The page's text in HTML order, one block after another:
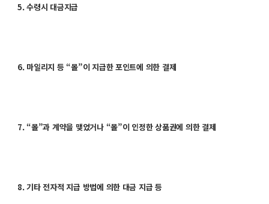
5. 수령시 대금지급
6. 마일리지 등 “몰”이 지급한 포인트에 의한 결제
7. “몰”과 계약을 맺었거나 “몰”이 인정한 상품권에 의한 결제
8. 기타 전자적 지급 방법에 의한 대금 지급 등